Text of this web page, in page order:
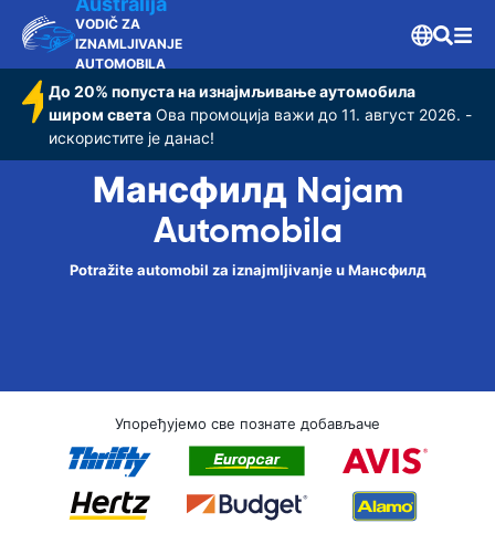
VODIČ ZA
IZNAMLJIVANJE
AUTOMOBILA
До 20% попуста на изнајмљивање аутомобила
широм света Ова промоција важи до 11. август 2026. -
искористите је данас!
Мансфилд Najam
Automobila
Potražite automobil za iznajmljivanje u Мансфилд
Упоређујемо све познате добављаче